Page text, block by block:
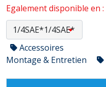
Egalement disponible en :
Accessoires
Montage & Entretien